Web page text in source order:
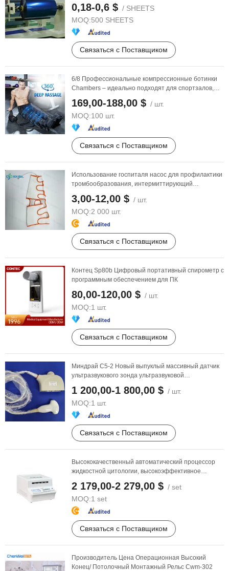
0,18-0,6 $ / SHEETS
MOQ:500 SHEETS
Связаться с Поставщиком
6/8 Профессиональные компрессионные ботинки
Chambers – идеально подходят для спортзалов,
169,00-188,00 $ / шт.
MOQ:100 шт.
Связаться с Поставщиком
Использование госпиталя насос для профилактики
тромбообразования, интермиттирующий
3,00-12,00 $ / шт.
MOQ:2 000 шт.
Связаться с Поставщиком
Контец Sp80b Цифровый портативный спирометр с
программным обеспечением для ПК
80,00-120,00 $ / шт.
MOQ:1 шт.
Связаться с Поставщиком
Миндрай C5-2 Новый выпуклый массивный датчик
ультразвукового зонда ультразвуковой
1 200,00-1 800,00 $ / шт.
MOQ:1 шт.
Связаться с Поставщиком
Высококачественный автоматический процессор
жидкостной цитологии, высокоэффективное
2 179,00-2 279,00 $ / set
MOQ:1 set
Связаться с Поставщиком
Производитель Цена Операционная Высокий
Конец/ Потолочный Монтажный Рельс Cwm-302